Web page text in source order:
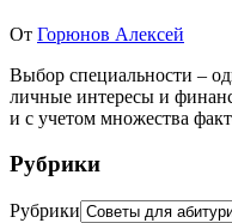
От Горюнов Алексей
Выбор специальности –
личные интересы и
и с учетом множества
Рубрики
Рубрики